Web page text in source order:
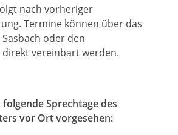
nach vorheriger
Termine können über das
oder den
vereinbart werden.
Sprechtage des
vor Ort vorgesehen: